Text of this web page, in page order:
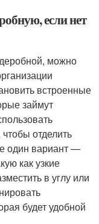
если нет
можно
встроенные
займут
отделить
один вариант —
как узкие
в углу или
будет удобной